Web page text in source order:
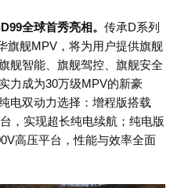
全球首秀亮相。 传承D系列
旗舰MPV，将为用户提供旗舰
舰智能、旗舰驾控、旗舰安全
力成为30万级MPV的新豪
电双动力选择：增程版搭载
，实现超长纯电续航；纯电版
高压平台，性能与效率全面